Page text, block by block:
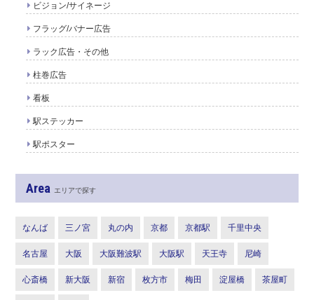
ビジョン/サイネージ
フラッグ/バナー広告
ラック広告・その他
柱巻広告
看板
駅ステッカー
駅ポスター
Area エリアで探す
なんば 三ノ宮 丸の内 京都 京都駅 千里中央
名古屋 大阪 大阪難波駅 大阪駅 天王寺 尼崎
心斎橋 新大阪 新宿 枚方市 梅田 淀屋橋 茶屋町